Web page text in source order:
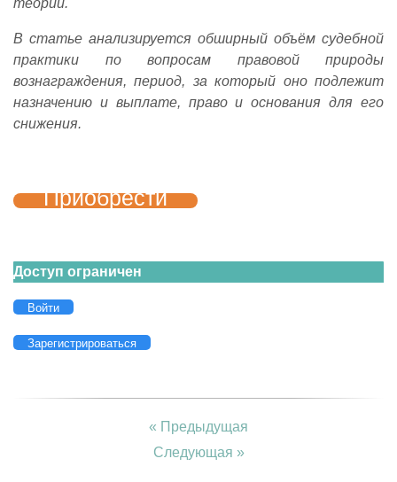
В статье анализируется обширный объём судебной
практики по вопросам правовой природы
вознаграждения, период, за который оно подлежит
назначению и выплате, право и основания для его
снижения.
Приобрести
Доступ ограничен
Войти
Зарегистрироваться
« Предыдущая
Следующая »